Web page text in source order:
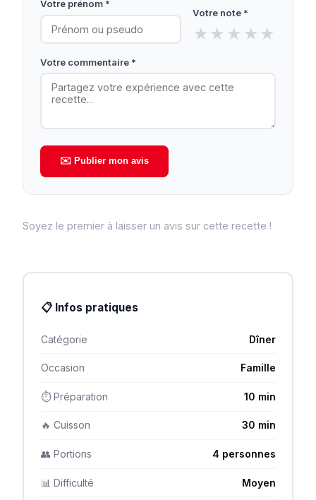
Votre prénom *
Votre note *
★ ★ ★ ★ ★
Votre commentaire *
✉️ Publier mon avis
Soyez le premier à laisser un avis sur cette recette !
📋 Infos pratiques
Catégorie Dîner
Occasion Famille
⏱ Préparation 10 min
🔥 Cuisson 30 min
👥 Portions 4 personnes
📊 Difficulté Moyen